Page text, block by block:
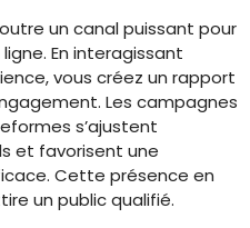
un canal puissant pour
En interagissant
vous créez un rapport
Les campagnes
s’ajustent
et favorisent une
Cette présence en
un public qualifié.